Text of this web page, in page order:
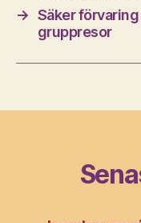
→ Säker
gruppresor